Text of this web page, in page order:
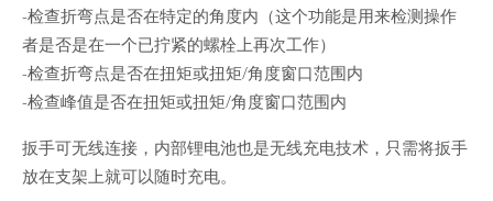
-检查折弯点是否在特定的角度内（这个功能是用来检测操作
者是否是在一个已拧紧的螺栓上再次工作）
-检查折弯点是否在扭矩或扭矩/角度窗口范围内
-检查峰值是否在扭矩或扭矩/角度窗口范围内
扳手可无线连接，内部锂电池也是无线充电技术，只需将扳手
放在支架上就可以随时充电。